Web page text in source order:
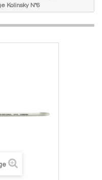
Kolinsky N°6